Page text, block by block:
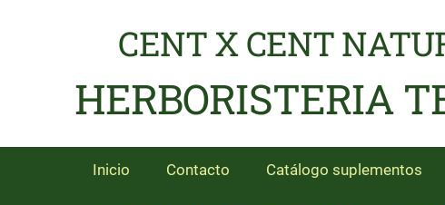
CENT X CENT
HERBORISTERIA
Inicio Contacto Catálogo suplementos